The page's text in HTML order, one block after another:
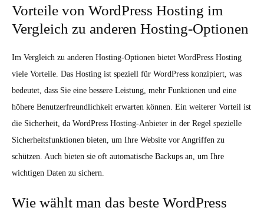
Vorteile von WordPress Hosting im
Vergleich zu anderen Hosting-Optionen
Im Vergleich zu anderen Hosting-Optionen bietet WordPress Hosting
viele Vorteile. Das Hosting ist speziell für WordPress konzipiert, was
bedeutet, dass Sie eine bessere Leistung, mehr Funktionen und eine
höhere Benutzerfreundlichkeit erwarten können. Ein weiterer Vorteil ist
die Sicherheit, da WordPress Hosting-Anbieter in der Regel spezielle
Sicherheitsfunktionen bieten, um Ihre Website vor Angriffen zu
schützen. Auch bieten sie oft automatische Backups an, um Ihre
wichtigen Daten zu sichern.
Wie wählt man das beste WordPress